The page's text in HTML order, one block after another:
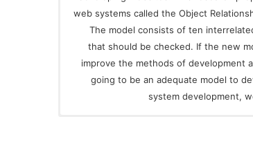
web systems called the Object
The model consists of ten
that should be checked. If the new
improve the methods of development
going to be an adequate model to
system development,